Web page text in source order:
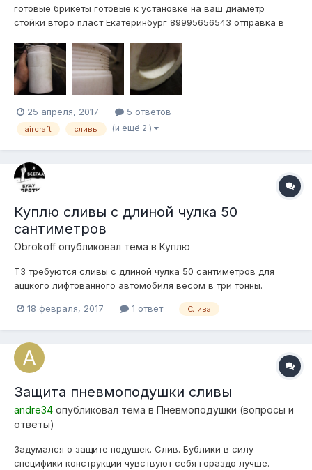
готовые брикеты готовые к установке на ваш диаметр
стойки второ пласт Екатеринбург 89995656543 отправка в
не входят) 2000р
25 апреля, 2017 5 ответов
aircraft сливы (и ещё 2 )
Куплю сливы с длиной чулка 50
сантиметров
Obrokoff опубликовал тема в Куплю
ТЗ требуются сливы с длиной чулка 50 сантиметров для
аццкого лифтованного автомобиля весом в три тонны.
18 февраля, 2017
1 ответ Слива
Защита пневмоподушки сливы
andre34 опубликовал тема в Пневмоподушки (вопросы и
ответы)
Задумался о защите подушек. Слив. Бублики в силу
специфики конструкции чувствуют себя гораздо лучше.